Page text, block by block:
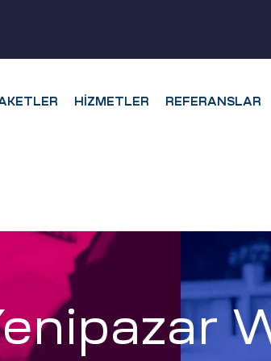
HIZMETLER REFERANSLAR